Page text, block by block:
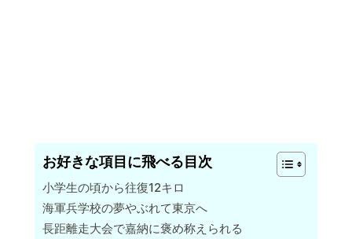
お好きな項目に飛べる目次
小学生の頃から往復12キロ
海軍兵学校の夢やぶれて東京へ
長距離走大会で嘉納に褒め称えられる